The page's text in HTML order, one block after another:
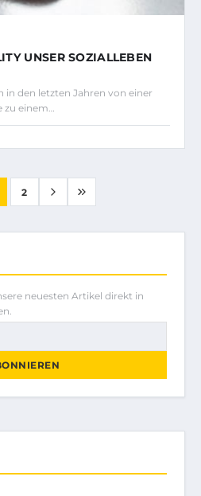
UNSER SOZIALLEBEN
in den letzten Jahren von einer
zu einem…
2
neuesten Artikel direkt in